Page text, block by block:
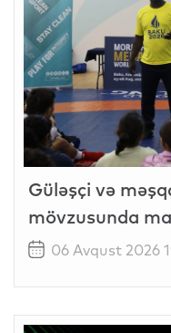
Güləşçi və
mövzusunda
06 Avqust 2026